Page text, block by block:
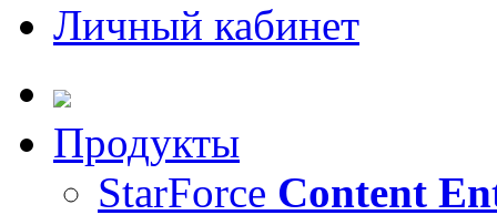
Личный кабинет
Продукты
StarForce Content